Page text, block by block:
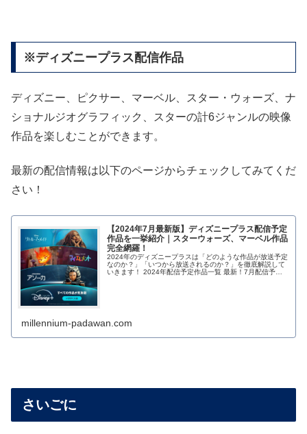
※ディズニープラス配信作品
ディズニー、ピクサー、マーベル、スター・ウォーズ、ナ
ショナルジオグラフィック、スターの計6ジャンルの映像
作品を楽しむことができます。
最新の配信情報は以下のページからチェックしてみてくだ
さい！
【2024年7月最新版】ディズニープラス配信予定
作品を一挙紹介｜スターウォーズ、マーベル作品
完全網羅！
2024年のディズニープラスは「どのような作品が放送予定
なのか？」「いつから放送されるのか？」を徹底解説して
いきます！ 2024年配信予定作品一覧 最新！7月配信予定
millennium-padawan.com
さいごに